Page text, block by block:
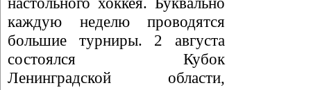
каждую неделю проводятся
большие турниры. 2 августа
состоялся Кубок
Ленинградской области,